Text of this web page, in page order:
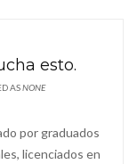
esto.
ASNONE
por graduados
licenciados en